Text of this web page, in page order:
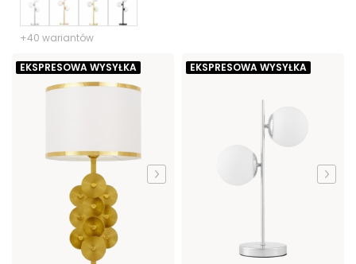
+40 wariantów
EKSPRESOWA WYSYŁKA EKSPRESOWA WYSYŁKA